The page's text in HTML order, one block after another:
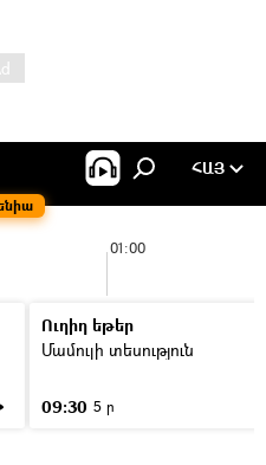
ՀԱՅ
01:00
Ուղիղ եթեր
Մամուլի տեսություն
09:30 5 ր